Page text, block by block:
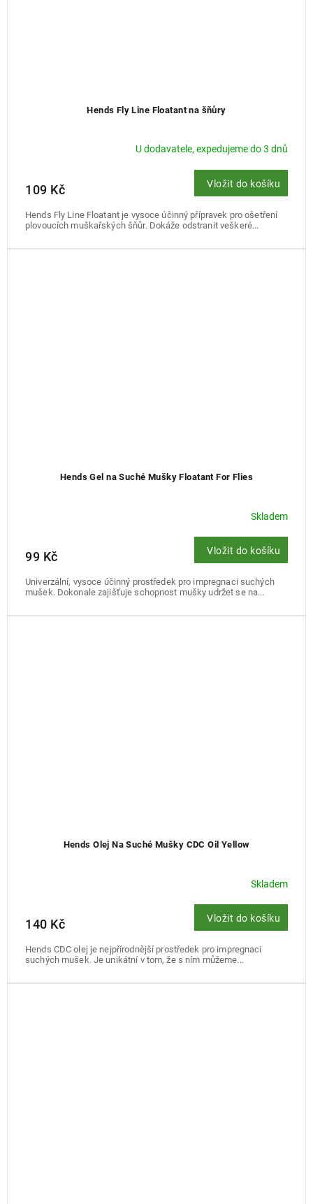
Hends Fly Line Floatant na šňůry
U dodavatele, expedujeme do 3 dnů
109 Kč Vložit do košíku
Hends Fly Line Floatant je vysoce účinný přípravek pro ošetření
plovoucích muškařských šňůr. Dokáže odstranit veškeré...
Hends Gel na Suché Mušky Floatant For Flies
Skladem
99 Kč Vložit do košíku
Univerzální, vysoce účinný prostředek pro impregnaci suchých
mušek. Dokonale zajišťuje schopnost mušky udržet se na...
Hends Olej Na Suché Mušky CDC Oil Yellow
Skladem
140 Kč Vložit do košíku
Hends CDC olej je nejpřírodnější prostředek pro impregnaci
suchých mušek. Je unikátní v tom, že s ním můžeme...